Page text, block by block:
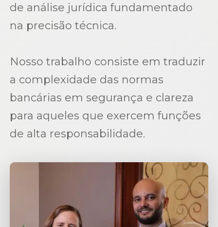
de análise jurídica fundamentado
na precisão técnica.
Nosso trabalho consiste em traduzir
a complexidade das normas
bancárias em segurança e clareza
para aqueles que exercem funções
de alta responsabilidade.